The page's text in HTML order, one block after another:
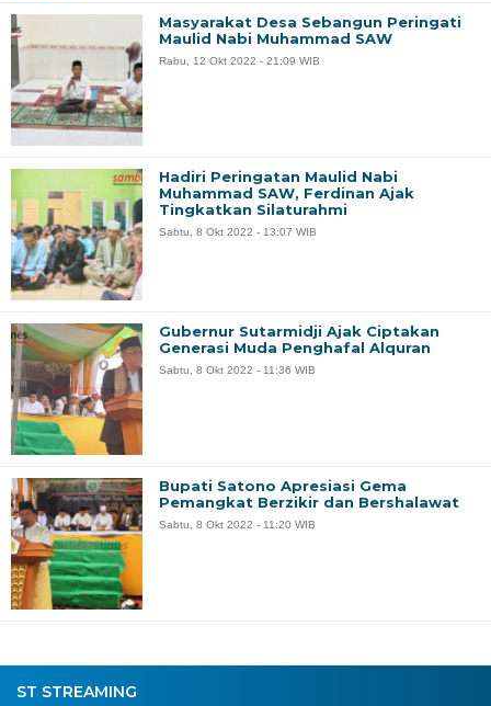
ST STREAMING
Masyarakat Desa Sebangun Peringati
Maulid Nabi Muhammad SAW
Rabu, 12 Okt 2022 - 21:09 WIB
Hadiri Peringatan Maulid Nabi
Muhammad SAW, Ferdinan Ajak
Tingkatkan Silaturahmi
Sabtu, 8 Okt 2022 - 13:07 WIB
Gubernur Sutarmidji Ajak Ciptakan
Generasi Muda Penghafal Alquran
Sabtu, 8 Okt 2022 - 11:36 WIB
Bupati Satono Apresiasi Gema
Pemangkat Berzikir dan Bershalawat
Sabtu, 8 Okt 2022 - 11:20 WIB